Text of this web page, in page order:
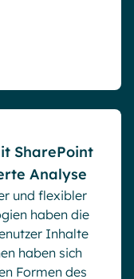
SharePoint
Analyse
und flexibler
haben die
Inhalte
haben sich
Formen des